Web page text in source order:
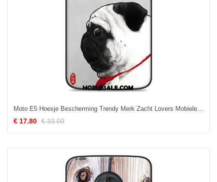
Moto E5 Hoesje Bescherming Trendy Merk Zacht Lovers Mobiele Telefoon Sale
€ 17.80 € 33.00